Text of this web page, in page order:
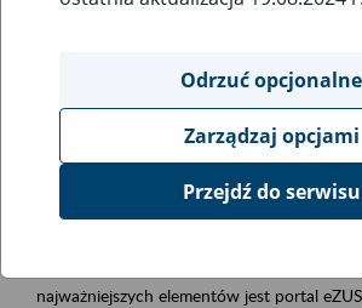
Szkolenia
Obszar merytoryczny
obsługa klientów
Opis wydarzenia
Platforma Usług Elektronicznych ZUS eZUS
najważniejszych elementów jest portal
Odrzuć opcjonalne
Zarządzaj opcjami
Przejdź do serwisu